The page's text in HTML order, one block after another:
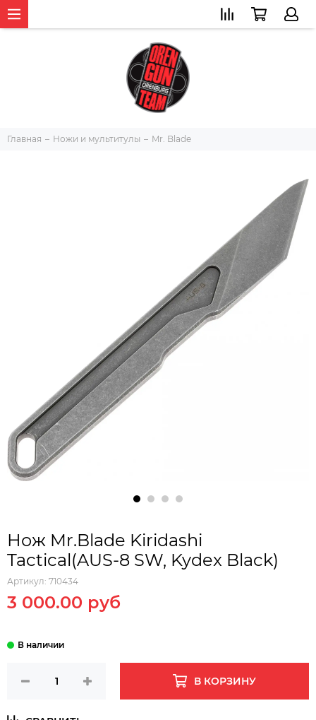
Главная Ножи и мультитулы Mr. Blade
Нож Mr.Blade Kiridashi
Tactical(AUS-8 SW, Kydex Black)
Артикул: 710434
3 000.00 руб
В КОРЗИНУ